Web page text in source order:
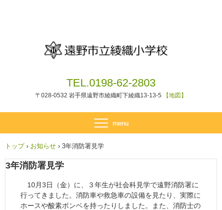
TEL.0198-62-2803
〒028-0532 岩手県遠野市綾織町下綾織13-13-5 【地図】
トップ › お知らせ › 3年消防署見学
3年消防署見学
10月3日（金）に、３年生が社会科見学で遠野消防署に
行ってきました。消防車や救急車の設備を見たり、実際に
ホースや酸素ボンベを持ったりしました。また、消防士の